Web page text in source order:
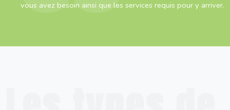
vous avez besoin ainsi que les services requis pour y arriver.